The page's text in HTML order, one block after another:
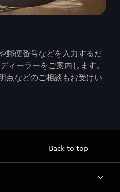
郵便番号などを入力するだ
ィーラーをご案内します。
点などのご相談もお受けい
Back to top